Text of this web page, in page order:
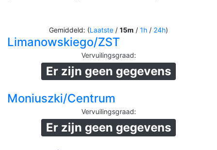
Gemiddeld: (Laatste / 15m / 1h / 24h)
Limanowskiego/ZST
Vervuilingsgraad:
Er zijn geen gegevens
Moniuszki/Centrum
Vervuilingsgraad:
Er zijn geen gegevens